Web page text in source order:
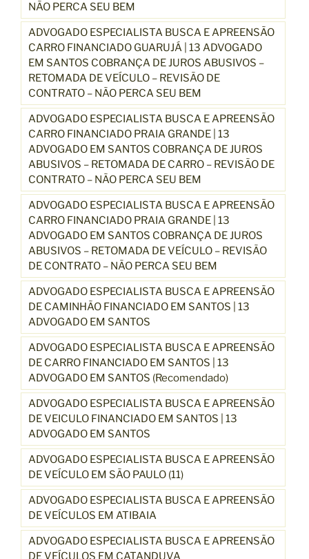
NÃO PERCA SEU BEM
ADVOGADO ESPECIALISTA BUSCA E APREENSÃO
CARRO FINANCIADO GUARUJÁ | 13 ADVOGADO
EM SANTOS COBRANÇA DE JUROS ABUSIVOS –
RETOMADA DE VEÍCULO – REVISÃO DE
CONTRATO – NÃO PERCA SEU BEM
ADVOGADO ESPECIALISTA BUSCA E APREENSÃO
CARRO FINANCIADO PRAIA GRANDE | 13
ADVOGADO EM SANTOS COBRANÇA DE JUROS
ABUSIVOS – RETOMADA DE CARRO – REVISÃO DE
CONTRATO – NÃO PERCA SEU BEM
ADVOGADO ESPECIALISTA BUSCA E APREENSÃO
CARRO FINANCIADO PRAIA GRANDE | 13
ADVOGADO EM SANTOS COBRANÇA DE JUROS
ABUSIVOS – RETOMADA DE VEÍCULO – REVISÃO
DE CONTRATO – NÃO PERCA SEU BEM
ADVOGADO ESPECIALISTA BUSCA E APREENSÃO
DE CAMINHÃO FINANCIADO EM SANTOS | 13
ADVOGADO EM SANTOS
ADVOGADO ESPECIALISTA BUSCA E APREENSÃO
DE CARRO FINANCIADO EM SANTOS | 13
ADVOGADO EM SANTOS (Recomendado)
ADVOGADO ESPECIALISTA BUSCA E APREENSÃO
DE VEICULO FINANCIADO EM SANTOS | 13
ADVOGADO EM SANTOS
ADVOGADO ESPECIALISTA BUSCA E APREENSÃO
DE VEÍCULO EM SÃO PAULO (11)
ADVOGADO ESPECIALISTA BUSCA E APREENSÃO
DE VEÍCULOS EM ATIBAIA
ADVOGADO ESPECIALISTA BUSCA E APREENSÃO
DE VEÍCULOS EM CATANDUVA